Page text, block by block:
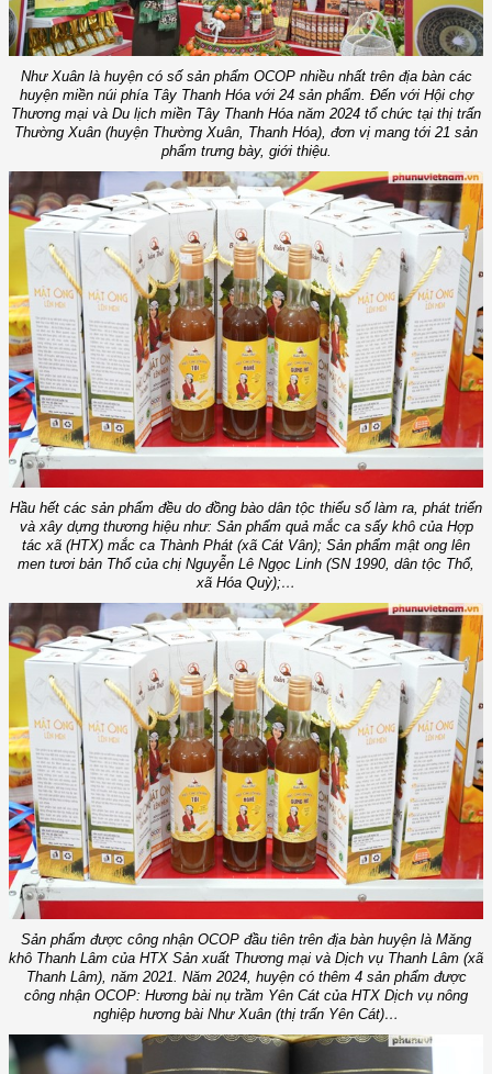
Như Xuân là huyện có số sản phẩm OCOP nhiều nhất trên địa bàn các
huyện miền núi phía Tây Thanh Hóa với 24 sản phẩm. Đến với Hội chợ
Thương mại và Du lịch miền Tây Thanh Hóa năm 2024 tổ chức tại thị trấn
Thường Xuân (huyện Thường Xuân, Thanh Hóa), đơn vị mang tới 21 sản
phẩm trưng bày, giới thiệu.
Hầu hết các sản phẩm đều do đồng bào dân tộc thiểu số làm ra, phát triển
và xây dựng thương hiệu như: Sản phẩm quả mắc ca sấy khô của Hợp
tác xã (HTX) mắc ca Thành Phát (xã Cát Vân); Sản phẩm mật ong lên
men tươi bản Thổ của chị Nguyễn Lê Ngọc Linh (SN 1990, dân tộc Thổ,
xã Hóa Quỳ);…
Sản phẩm được công nhận OCOP đầu tiên trên địa bàn huyện là Măng
khô Thanh Lâm của HTX Sản xuất Thương mại và Dịch vụ Thanh Lâm (xã
Thanh Lâm), năm 2021. Năm 2024, huyện có thêm 4 sản phẩm được
công nhận OCOP: Hương bài nụ trầm Yên Cát của HTX Dịch vụ nông
nghiệp hương bài Như Xuân (thị trấn Yên Cát)…